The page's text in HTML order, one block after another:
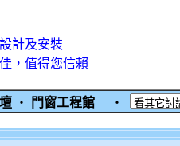
計及安裝
，值得您信賴
‧ 門窗工程館 ‧